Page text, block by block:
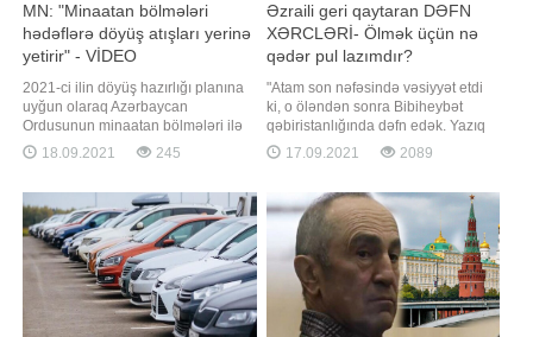
MN: "Minaatan bölmələri
hədəflərə döyüş atışları yerinə
yetirir" - VİDEO
2021-ci ilin döyüş hazırlığı planına
uyğun olaraq Azərbaycan
Ordusunun minaatan bölmələri ilə
keçirilən intensiv döyüş hazırlığı
məşğələləri davam edir. Müdafiə
məlumata görə, məşğələlərdə
batareyanın atəş mövqeyini tutması
və komanda müşahidə
məntəqəsinin açılması tapşırıqlar
18.09.2021 245
Əzraili geri qaytaran DƏFN
XƏRCLƏRİ- Ölmək üçün nə
qədər pul lazımdır?
"Atam son nəfəsində vəsiyyət etdi
ki, o öləndən sonra Bibiheybət
qəbiristanlığında dəfn edək. Yazıq
kişi gözünü yumanda düşdük əl-
ayağa. Ölü üçün ağlamaq qaldı bir
Bu sözləri -a Rüfət Quliyev danışır.
Aylar öncə atasını itirən Rüfət bəy
deyir ki, üz tutduqlar
17.09.2021 2089